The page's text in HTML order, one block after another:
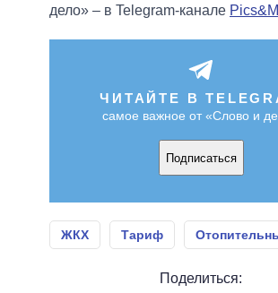
дело» – в Telegram-канале
ЧИТАЙТЕ В
самое важное от «Слово и
Подписаться
ЖКХ Тариф
Поделиться: